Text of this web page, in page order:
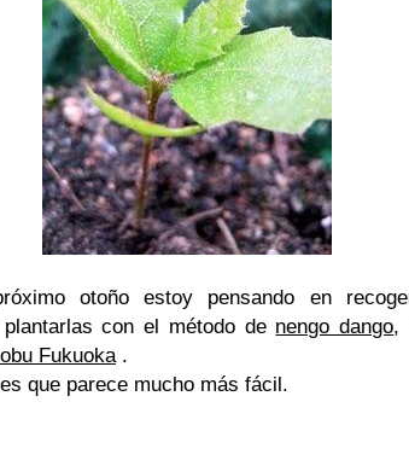
otoño estoy pensando en
con el método de nengo dango,
Fukuoka.
que parece mucho más fácil.